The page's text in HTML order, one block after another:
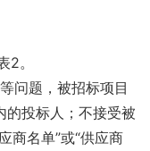
2。
问题，被招标项目
的投标人；不接受被
商名单”或“供应商